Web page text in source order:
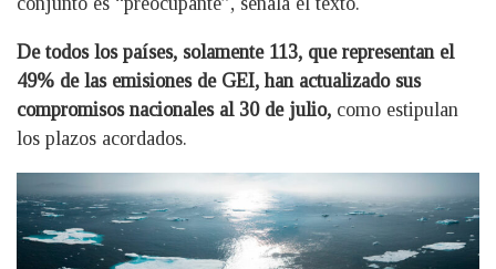
De todos los países, solamente 113, que representan el
49% de las emisiones de GEI, han actualizado sus
compromisos nacionales al 30 de julio, como estipulan
los plazos acordados.